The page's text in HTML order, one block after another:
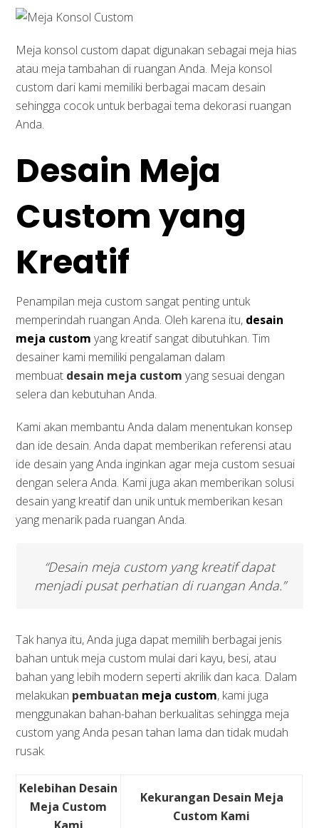
Meja konsol custom dapat digunakan sebagai meja hias
atau meja tambahan di ruangan Anda. Meja konsol
custom dari kami memiliki berbagai macam desain
sehingga cocok untuk berbagai tema dekorasi ruangan
Anda.
Desain Meja
Custom yang
Kreatif
Penampilan meja custom sangat penting untuk
memperindah ruangan Anda. Oleh karena itu, desain
meja custom yang kreatif sangat dibutuhkan. Tim
desainer kami memiliki pengalaman dalam
membuat desain meja custom yang sesuai dengan
selera dan kebutuhan Anda.
Kami akan membantu Anda dalam menentukan konsep
dan ide desain. Anda dapat memberikan referensi atau
ide desain yang Anda inginkan agar meja custom sesuai
dengan selera Anda. Kami juga akan memberikan solusi
desain yang kreatif dan unik untuk memberikan kesan
yang menarik pada ruangan Anda.
“Desain meja custom yang kreatif dapat
menjadi pusat perhatian di ruangan Anda.”
Tak hanya itu, Anda juga dapat memilih berbagai jenis
bahan untuk meja custom mulai dari kayu, besi, atau
bahan yang lebih modern seperti akrilik dan kaca. Dalam
melakukan pembuatan meja custom, kami juga
menggunakan bahan-bahan berkualitas sehingga meja
custom yang Anda pesan tahan lama dan tidak mudah
rusak.
Kelebihan Desain
Meja Custom
Kekurangan Desain Meja
Custom Kami